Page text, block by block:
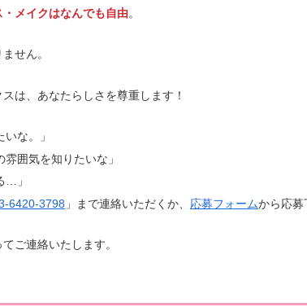
メイクはなんでも自由。
せん。
は、あなたらしさを尊重します！
いな。」
雰囲気を知りたいな」
…」
6420-3798 」まで連絡いただくか、 応募フォームから応募
ご連絡いたします。